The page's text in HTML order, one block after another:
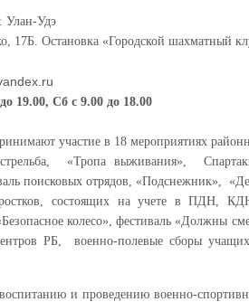
Улан-Удэ
17Б. Остановка «Городской шахматный
19.00, Сб с 9.00 до 18.00
участие в 18 мероприятиях
стрельба, «Тропа выживания»,
поисковых отрядов, «Подснежник»,
состоящих на учете в ПДН,
колесо», фестиваль «Должны
РБ, военно-полевые сборы
и проведению военно-